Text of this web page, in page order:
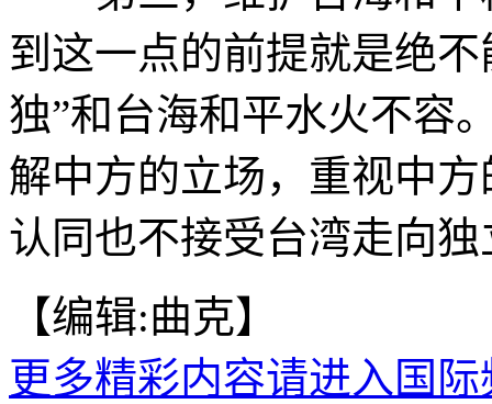
到这一点的前提就是绝
独”和台海和平水火不容
解中方的立场，重视中
认同也不接受台湾走向独
【编辑:曲克】
更多精彩内容请进入国际